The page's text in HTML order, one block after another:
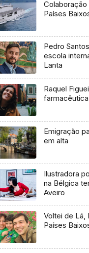
Países
Pedro
escola
Lanta
Raquel
Emigração
em alta
Ilustradora
na Bélgica
Aveiro
Voltei de Lá,
Países